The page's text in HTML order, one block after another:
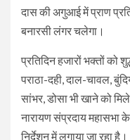
दास की अगुआई में प्राण
बनारसी लंगर चलेगा।
प्रतिदिन हजारों भक्‍तों को
पराठा-दही, दाल-चावल,
सांभर, डोसा भी खाने को
नारायण संप्रदाय महासभा
निर्देशन में लगाया जा रहा है।